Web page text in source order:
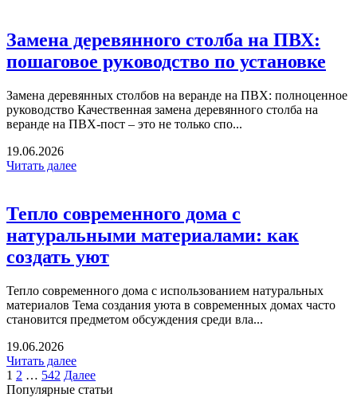
Замена деревянного столба на ПВХ:
пошаговое руководство по установке
Замена деревянных столбов на веранде на ПВХ: полноценное
руководство Качественная замена деревянного столба на
веранде на ПВХ-пост – это не только спо...
19.06.2026
Читать далее
Тепло современного дома с
натуральными материалами: как
создать уют
Тепло современного дома с использованием натуральных
материалов Тема создания уюта в современных домах часто
становится предметом обсуждения среди вла...
19.06.2026
Читать далее
1 2 … 542 Далее
Популярные статьи